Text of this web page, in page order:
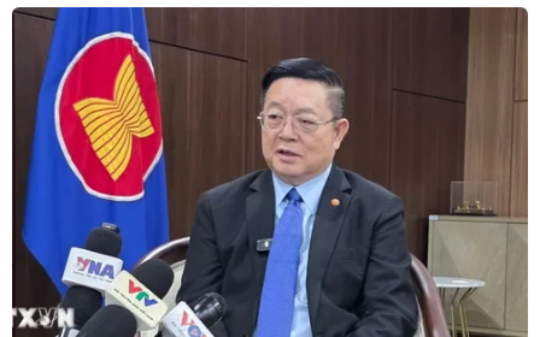
05/08/2026 23:27
Đâm dao ở trung tâm London, một
nữ nghi phạm bị bắt giữ
05/08/2026 15:07
Xem thêm